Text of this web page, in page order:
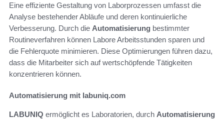
Eine effiziente Gestaltung von Laborprozessen umfasst die
Analyse bestehender Abläufe und deren kontinuierliche
Verbesserung. Durch die Automatisierung bestimmter
Routineverfahren können Labore Arbeitsstunden sparen und
die Fehlerquote minimieren. Diese Optimierungen führen dazu,
dass die Mitarbeiter sich auf wertschöpfende Tätigkeiten
konzentrieren können.
Automatisierung mit labuniq.com
LABUNIQ ermöglicht es Laboratorien, durch Automatisierung